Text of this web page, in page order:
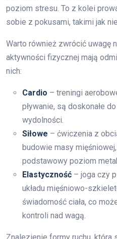
poziom stresu. To z kolei
sobie z pokusami, takimi jak
Warto również zwrócić uwagę
aktywności fizycznej mają
nich:
Cardio – treningi
pływanie, są doskonałe
wydolności.
Siłowe – ćwiczenia z
budowie masy
podstawowy poziom
Elastyczność – joga czy
układu mięśniowo-
świadomość ciała, co
kontroli nad wagą.
Znalezienie formy ruchu, która